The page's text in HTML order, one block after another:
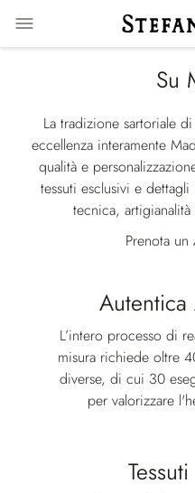
Su
La tradizione sartoriale
eccellenza interamente
qualità e
tessuti esclusivi e
tecnica,
Prenota
L’intero processo di
misura richiede oltre
diverse, di cui 30
per valorizzare